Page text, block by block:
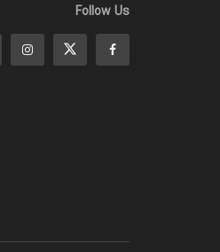
Follow Us